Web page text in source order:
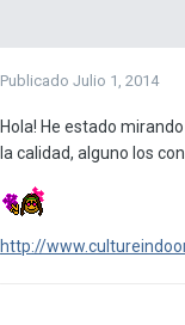
Publicado Julio 1, 2014
Hola! He estado
la calidad, alguno los
http://